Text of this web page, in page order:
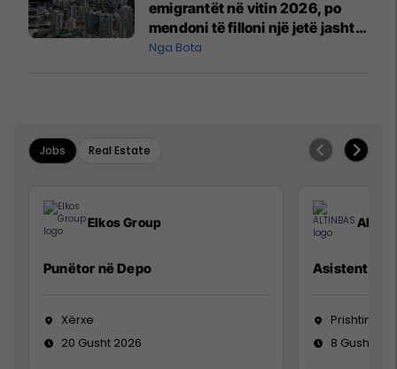
emigrantët në vitin 2026, po
mendoni të filloni një jetë jashtë
vendit?
Nga Bota
Jobs Real Estate
Elkos Group
Punëtor në Depo
Xërxe
20 Gusht 2026
Asistente e
Prishtinë
8 Gusht